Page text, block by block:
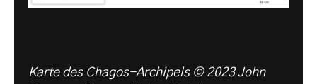
Karte des Chagos-Archipels © 2023 John